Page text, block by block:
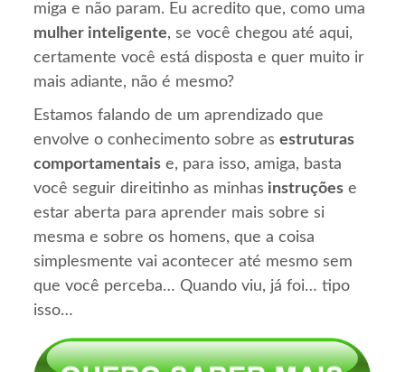
miga e não param. Eu acredito que, como uma
mulher inteligente, se você chegou até aqui,
certamente você está disposta e quer muito ir
mais adiante, não é mesmo?
Estamos falando de um aprendizado que
envolve o conhecimento sobre asestruturas
comportamentais e, para isso, amiga, basta
você seguir direitinho as minhas instruções e
estar aberta para aprender mais sobre si
mesma e sobre os homens, que a coisa
simplesmente vai acontecer até mesmo sem
que você perceba… Quando viu, já foi… tipo
isso…